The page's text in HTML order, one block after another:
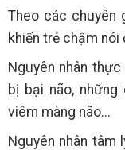
Theo các chuyên
khiến trẻ chậm nói
Nguyên nhân
bị bại não,
viêm màng não...
Nguyên nhân tâm